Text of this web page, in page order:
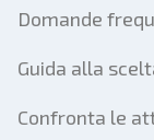
Domande
Guida alla
Confronta le